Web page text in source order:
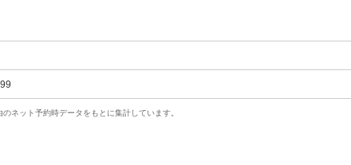
ネット予約時データをもとに集計しています。